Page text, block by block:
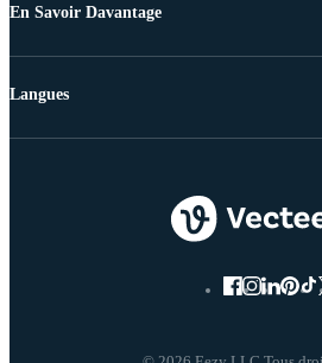
En Savoir Davantage
Langues